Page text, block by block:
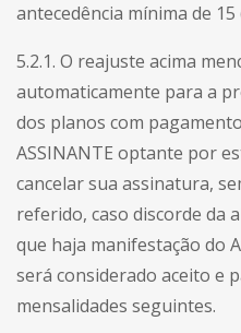
antecedência mínima de 15
5.2.1. O reajuste acima
automaticamente para a
dos planos com
ASSINANTE optante por
cancelar sua assinatura,
referido, caso discorde da
que haja manifestação do
será considerado aceito e
mensalidades seguintes.